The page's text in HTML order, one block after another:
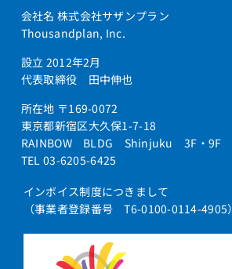
会社名 株式会社サザンプラン
Thousandplan, Inc.
設立 2012年2月
代表取締役 田中伸也
所在地 〒169-0072
東京都新宿区大久保1-7-18
RAINBOW BLDG Shinjuku 3F・9F
TEL 03-6205-6425
インボイス制度につきまして
（事業者登録番号 T6-0100-0114-4905）